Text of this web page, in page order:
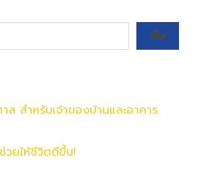
ค้น
สำหรับเจ้าของบ้านและอาคาร
วยให้ชีวิตดีขึ้น!